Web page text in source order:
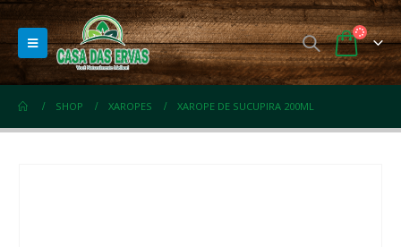
SHOP XAROPES XAROPE DE SUCUPIRA 200ML